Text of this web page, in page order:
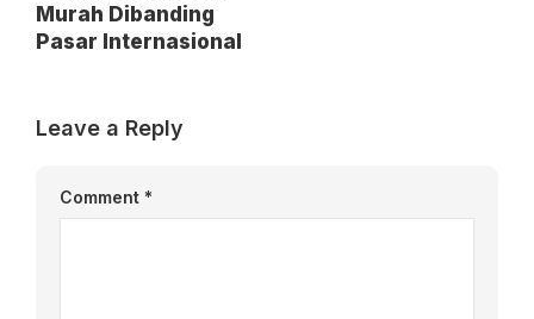
Murah Dibanding
Pasar Internasional
Leave a Reply
Comment *